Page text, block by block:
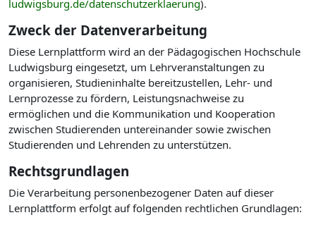
ludwigsburg.de/datenschutzerklaerung).
Zweck der Datenverarbeitung
Diese Lernplattform wird an der Pädagogischen Hochschule
Ludwigsburg eingesetzt, um Lehrveranstaltungen zu
organisieren, Studieninhalte bereitzustellen, Lehr- und
Lernprozesse zu fördern, Leistungsnachweise zu
ermöglichen und die Kommunikation und Kooperation
zwischen Studierenden untereinander sowie zwischen
Studierenden und Lehrenden zu unterstützen.
Rechtsgrundlagen
Die Verarbeitung personenbezogener Daten auf dieser
Lernplattform erfolgt auf folgenden rechtlichen Grundlagen: